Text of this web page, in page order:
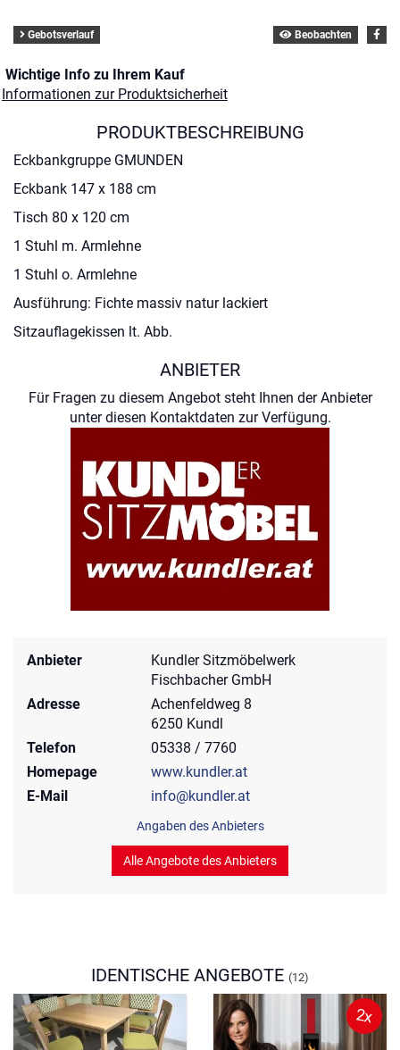
Gebotsverlauf Beobachten
Wichtige Info zu Ihrem Kauf
Informationen zur Produktsicherheit
PRODUKTBESCHREIBUNG
Eckbankgruppe GMUNDEN
Eckbank 147 x 188 cm
Tisch 80 x 120 cm
1 Stuhl m. Armlehne
1 Stuhl o. Armlehne
Ausführung: Fichte massiv natur lackiert
Sitzauflagekissen lt. Abb.
ANBIETER
Für Fragen zu diesem Angebot steht Ihnen der Anbieter
unter diesen Kontaktdaten zur Verfügung.
Anbieter
Kundler Sitzmöbelwerk
Fischbacher GmbH
Adresse
Achenfeldweg 8
6250 Kundl
Telefon
05338 / 7760
Homepage
www.kundler.at
E-Mail
info@kundler.at
Angaben des Anbieters
Alle Angebote des Anbieters
IDENTISCHE ANGEBOTE (12)
2x